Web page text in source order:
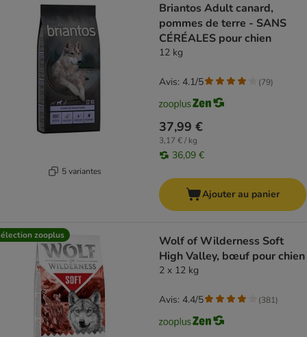
5 variantes
Briantos Adult canard,
pommes de terre - SANS
CÉRÉALES pour chien
12 kg
37,99 €
3,17 € / kg
36,09 €
Avis: 4.1/5 (79)
Ajouter au panier
zooplus
Wolf of Wilderness Soft
High Valley, bœuf pour chien
2 x 12 kg
Avis: 4.4/5 (381)